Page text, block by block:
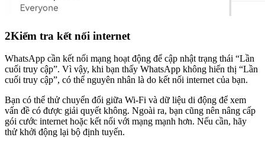
2Kiểm tra kết nối internet
WhatsApp cần kết nối mạng hoạt động để cập nhật trạng thái “Lần
cuối truy cập”. Vì vậy, khi bạn thấy WhatsApp không hiển thị “Lần
cuối truy cập”, có thể nguyên nhân là do kết nối internet của bạn.
Bạn có thể thử chuyển đổi giữa Wi-Fi và dữ liệu di động để xem
vấn đề có được giải quyết không. Ngoài ra, bạn cũng nên nâng cấp
gói cước internet hoặc kết nối với mạng mạnh hơn. Nếu cần, hãy
thử khởi động lại bộ định tuyến.